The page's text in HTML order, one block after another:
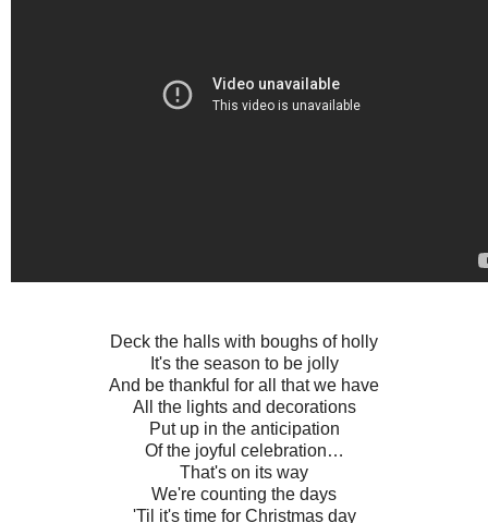
Deck the halls with boughs of holly
It's the season to be jolly
And be thankful for all that we have
All the lights and decorations
Put up in the anticipation
Of the joyful celebration…
That's on its way
We're counting the days
'Til it's time for Christmas day